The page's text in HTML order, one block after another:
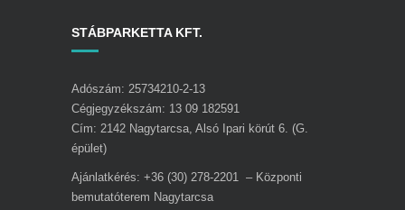
STÁBPARKETTA KFT.
Adószám: 25734210-2-13
Cégjegyzékszám: 13 09 182591
Cím: 2142 Nagytarcsa, Alsó Ipari körút 6. (G.
épület)
Ajánlatkérés: +36 (30) 278-2201 – Központi
bemutatóterem Nagytarcsa